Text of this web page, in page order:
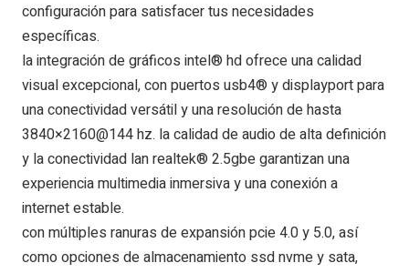
configuración para satisfacer tus necesidades
específicas.
la integración de gráficos intel® hd ofrece una calidad
visual excepcional, con puertos usb4® y displayport para
una conectividad versátil y una resolución de hasta
3840×2160@144 hz. la calidad de audio de alta definición
y la conectividad lan realtek® 2.5gbe garantizan una
experiencia multimedia inmersiva y una conexión a
internet estable.
con múltiples ranuras de expansión pcie 4.0 y 5.0, así
como opciones de almacenamiento ssd nvme y sata,